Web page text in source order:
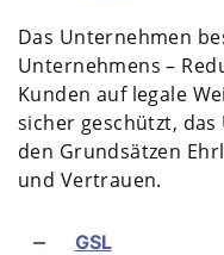
Das Unternehmen
Unternehmens –
Kunden auf legale
sicher geschützt,
den Grundsätzen
und Vertrauen.
GSL